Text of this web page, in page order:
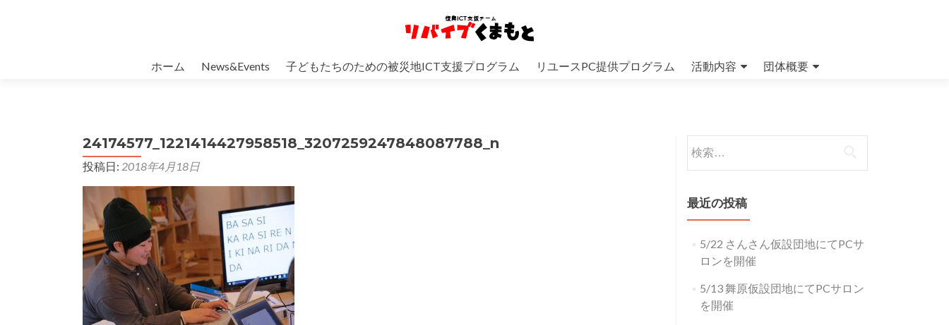
コンテンツへスキップ
ホーム News&Events 子どもたちのための被災地ICT支援プログラム リユースPC提供プログラム 活動内容 団体概要
24174577_1221414427958518_3207259247848087788_n
投稿日: 2018年4月18日
検索:
最近の投稿
5/22 さんさん仮設団地にてPCサ
ロンを開催
5/13 舞原仮設団地にてPCサロン
を開催